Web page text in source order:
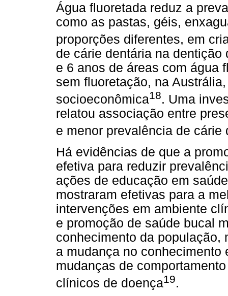
Água fluoretada reduz a
como as pastas, géis,
proporções diferentes, em
de cárie dentária na
e 6 anos de áreas com água
sem fluoretação, na
socioeconômica18. Uma
relatou associação entre
e menor prevalência de
Há evidências de que a
efetiva para reduzir
ações de educação em
mostraram efetivas para a
intervenções em ambiente
e promoção de saúde bucal
conhecimento da população,
a mudança no
mudanças de
clínicos de doença19.